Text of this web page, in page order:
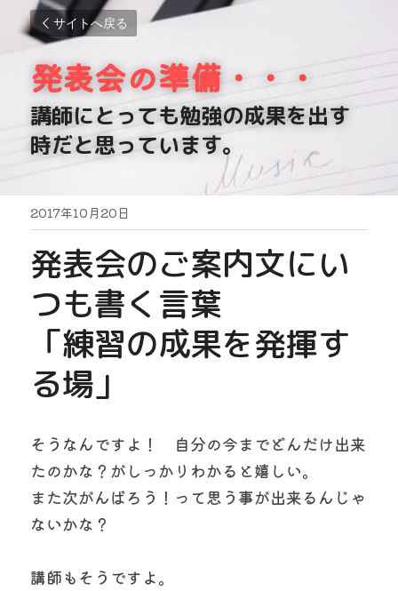
サイトへ戻る
発表会の準備・・・
講師にとっても勉強の成果を出す
時だと思っています。
2017年10月20日
発表会のご案内文にい
つも書く言葉
「練習の成果を発揮す
る場」
そうなんですよ！　自分の今までどんだけ出来
たのかな？がしっかりわかると嬉しい。
また次がんばろう！って思う事が出来るんじゃ
ないかな？
講師もそうですよ。